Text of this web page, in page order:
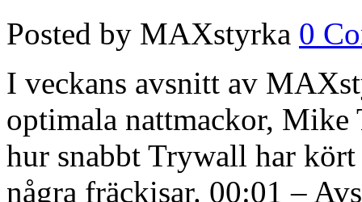
Posted by MAXstyrka 0
I veckans avsnitt av
optimala nattmackor, Mike
hur snabbt Trywall har
några fräckisar. 00:01 –